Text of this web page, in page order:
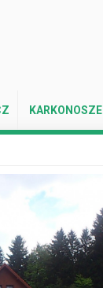
KARKONOSZE